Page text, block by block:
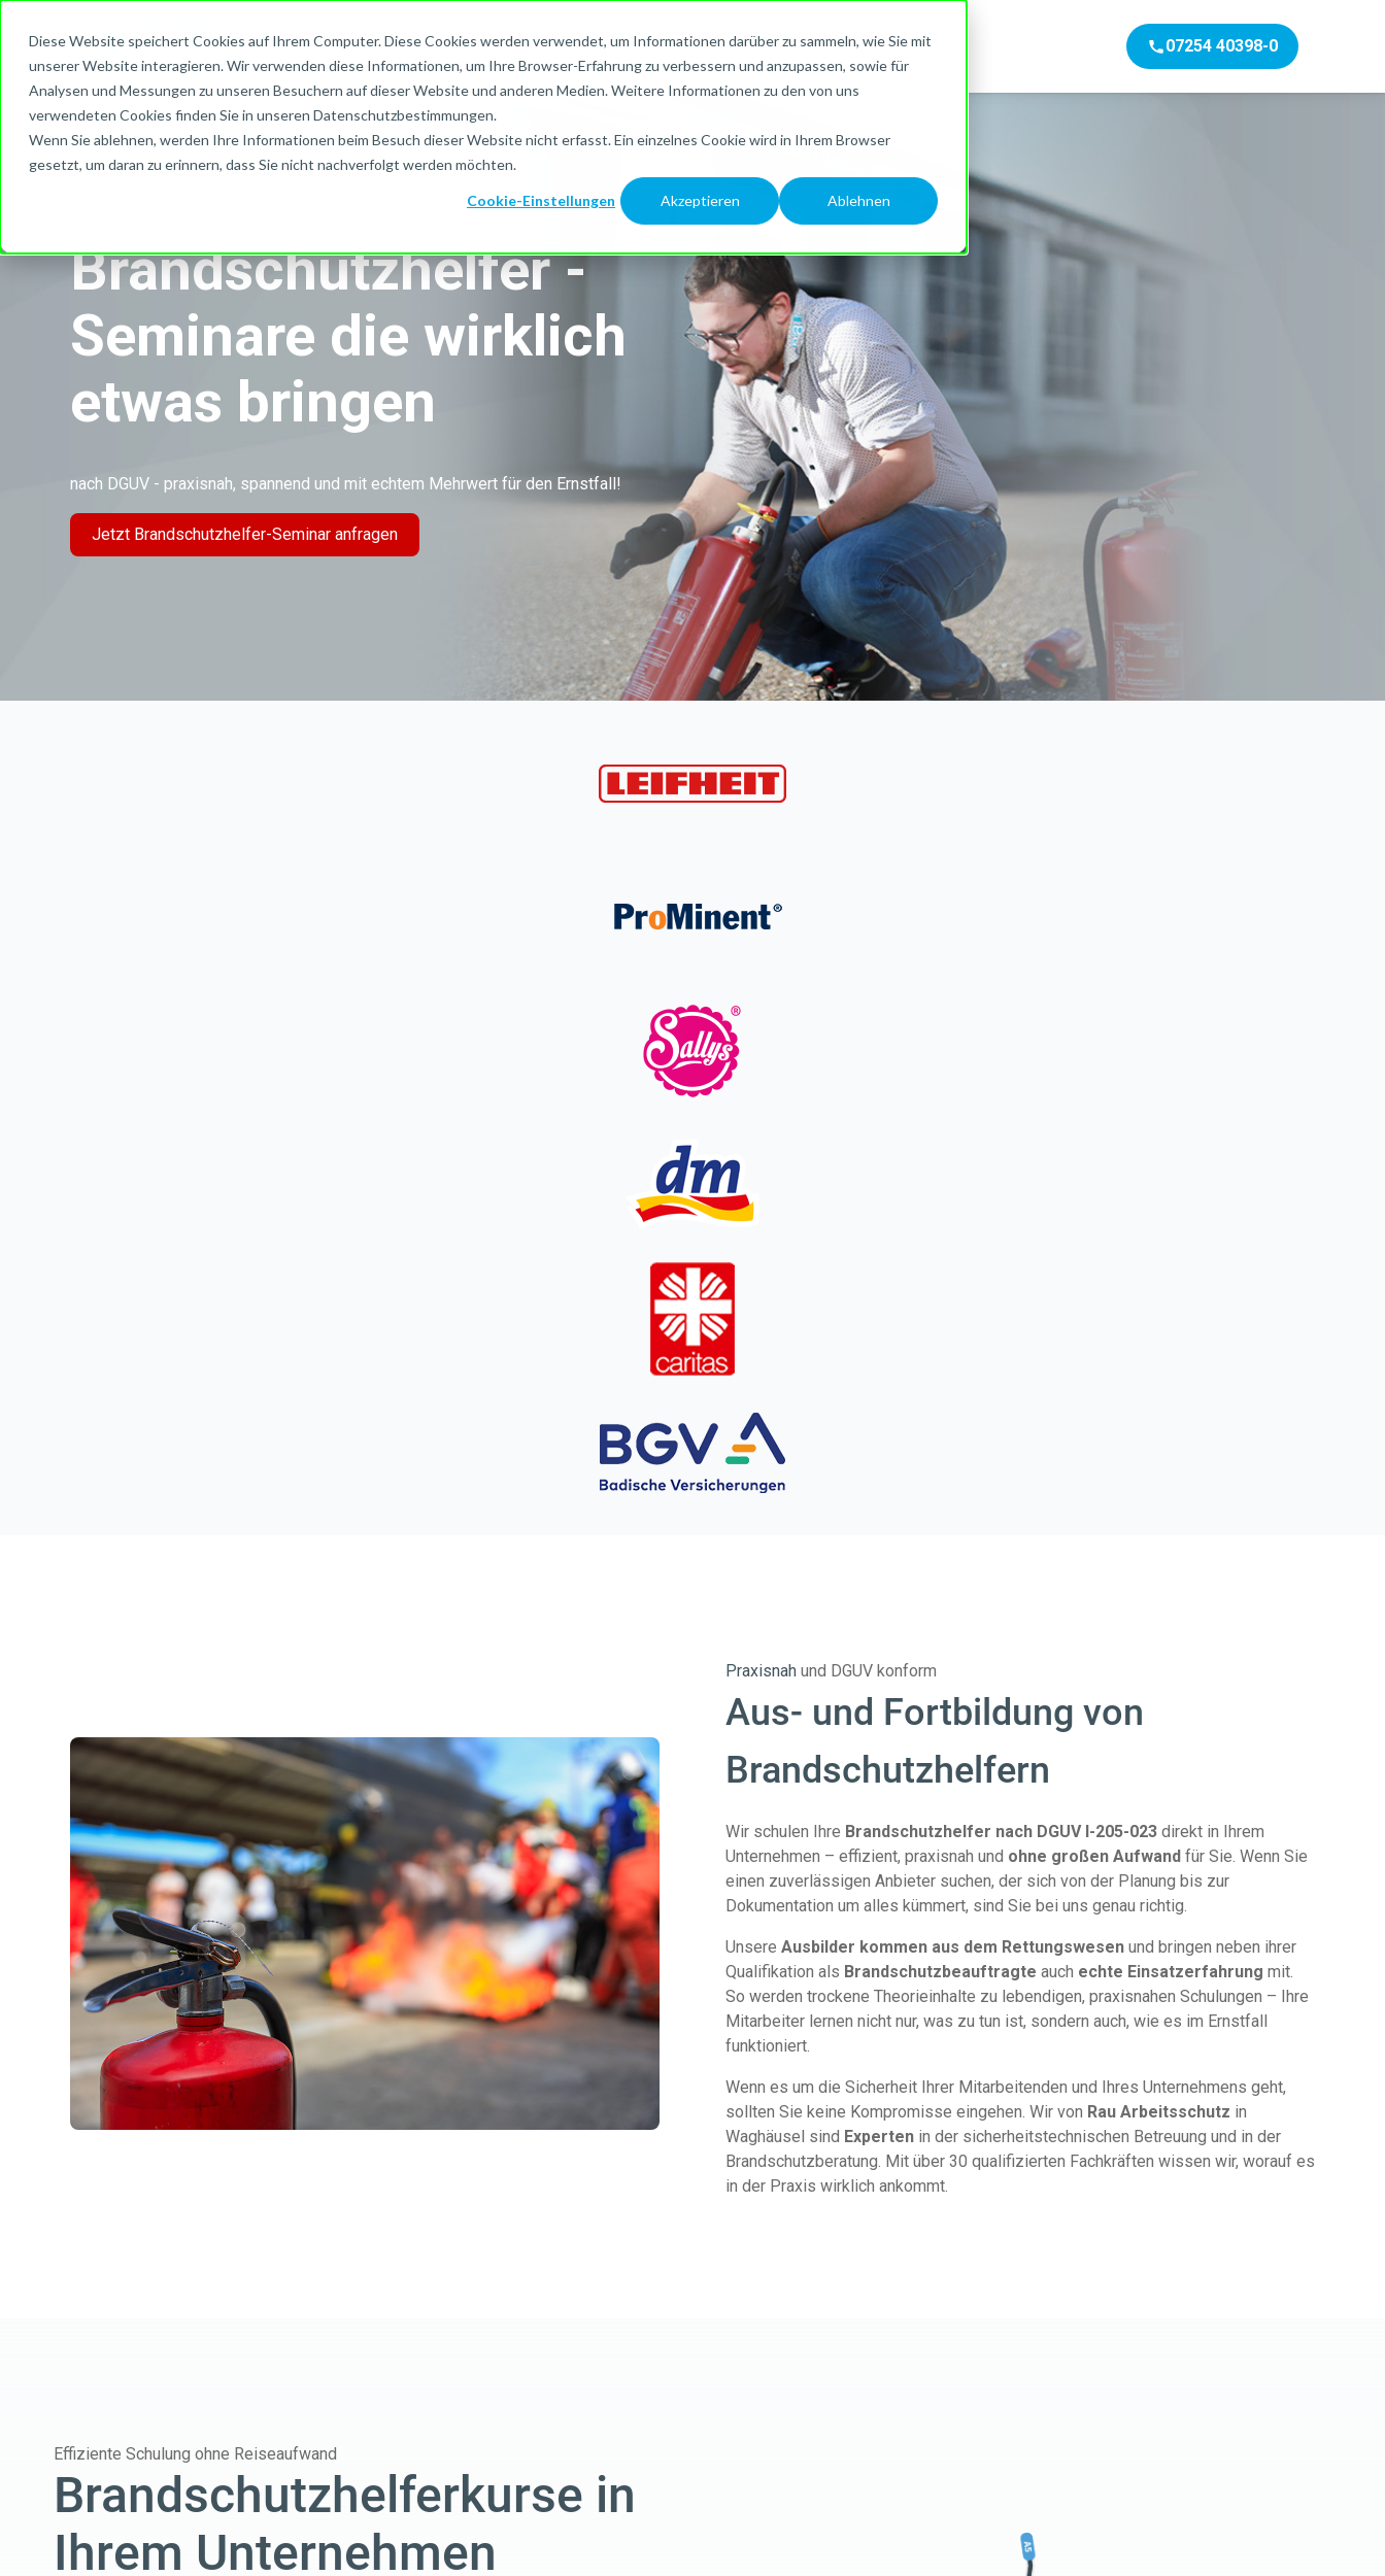
Diese Website speichert Cookies auf Ihrem Computer. Diese Cookies werden verwendet, um Informationen darüber zu sammeln, wie Sie mit
unserer Website interagieren. Wir verwenden diese Informationen, um Ihre Browser-Erfahrung zu verbessern und anzupassen, sowie für
Analysen und Messungen zu unseren Besuchern auf dieser Website und anderen Medien. Weitere Informationen zu den von uns
verwendeten Cookies finden Sie in unseren Datenschutzbestimmungen.
Wenn Sie ablehnen, werden Ihre Informationen beim Besuch dieser Website nicht erfasst. Ein einzelnes Cookie wird in Ihrem Browser
gesetzt, um daran zu erinnern, dass Sie nicht nachverfolgt werden möchten.
Cookie-Einstellungen Akzeptieren Ablehnen
07254 40398-0
Brandschutzhelfer -
Seminare die wirklich
etwas bringen
nach DGUV - praxisnah, spannend und mit echtem Mehrwert für den Ernstfall!
Jetzt Brandschutzhelfer-Seminar anfragen
Praxisnahund DGUV konform
Aus- und Fortbildung von
Brandschutzhelfern
Wir schulen Ihre Brandschutzhelfer nach DGUV I-205-023direkt in Ihrem
Unternehmen – effizient, praxisnah und ohne großen Aufwandfür Sie. Wenn Sie
einen zuverlässigen Anbieter suchen, der sich von der Planung bis zur
Dokumentation um alles kümmert, sind Sie bei uns genau richtig.
Unsere Ausbilder kommen aus dem Rettungswesenund bringen neben ihrer
Qualifikation als Brandschutzbeauftragte auch echte Einsatzerfahrung mit.
So werden trockene Theorieinhalte zu lebendigen, praxisnahen Schulungen – Ihre
Mitarbeiter lernen nicht nur, was zu tun ist, sondern auch, wie es im Ernstfall
funktioniert.
Wenn es um die Sicherheit Ihrer Mitarbeitenden und Ihres Unternehmens geht,
sollten Sie keine Kompromisse eingehen. Wir von Rau Arbeitsschutz in
Waghäusel sind Expertenin der sicherheitstechnischen Betreuung und in der
Brandschutzberatung. Mit über 30 qualifizierten Fachkräften wissen wir, worauf es
in der Praxis wirklich ankommt.
Effiziente Schulung ohne Reiseaufwand
Brandschutzhelferkurse in
Ihrem Unternehmen